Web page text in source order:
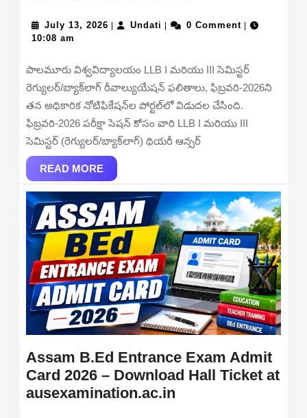
LLB
&
Sem
Result
2026
Out
Check
Online
with
Hall
Ticket
Number
July 13, 2026 July
| Undati Undati
| 0 Comment |
10:08 am
పాలమూరు విశ్వవిద్యాలయం LLB I మరియు III సెమిస్టర్
రెగ్యులర్/బ్యాక్‌లాగ్ రీవాల్యుయేషన్ ఫలితాలు, ఫిబ్రవరి-2026ని
తన అధికారిక నోటిఫికేషన్‌ల పోర్టల్‌లో విడుదల చేసింది.
ఫిబ్రవరి-2026 పరీక్షా సెషన్ కోసం వారి LLB I మరియు III
సెమిస్టర్ (రెగ్యులర్/బ్యాక్‌లాగ్) థియరీ ఆన్సర్
READ MOREREAD
MORE
Assam B.Ed Entrance Exam Admit
Card 2026 – Download Hall Ticket at
ausexamination.ac.in